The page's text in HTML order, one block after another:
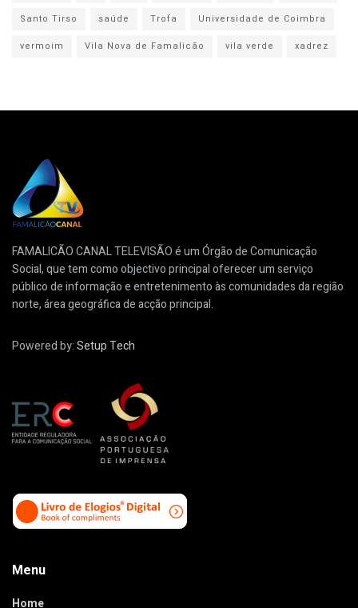
Santo Tirso
saúde Trofa
Universidade de Coimbra
vermoim
Vila Nova de Famalicão vila verde xadrez
FAMALICÃO CANAL TELEVISÃO é um Órgão de Comunicação
Social, que tem como objectivo principal oferecer um serviço
público de informação e entretenimento às comunidades da região
norte, área geográfica de acção principal.
Powered by:Setup Tech
Menu
Home